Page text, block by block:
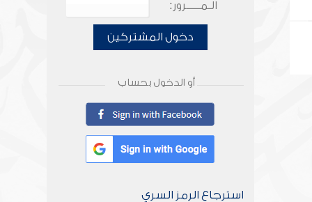
الـمـــــرور:
دخول المشتركين
أو الدخول بحساب
استرجاع الرمز السري